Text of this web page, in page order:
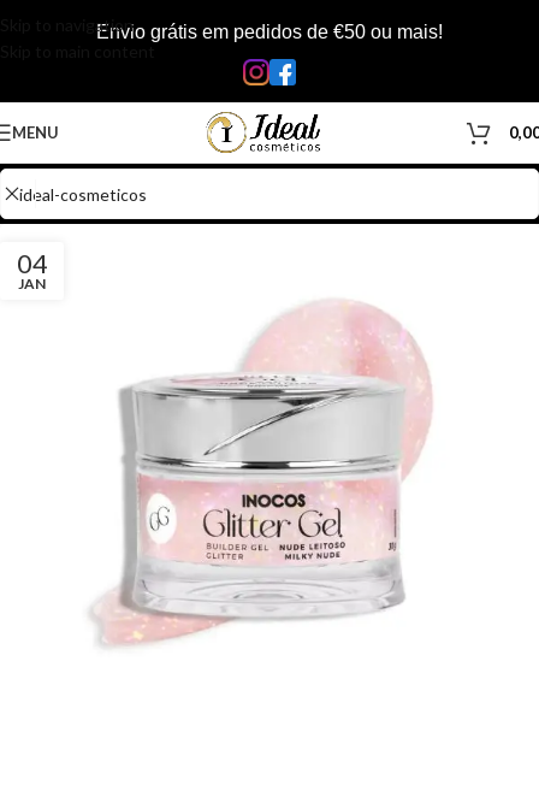
Skip to navigationEnvio grátis em pedidos de €50 ou mais!
MENU
04
JAN